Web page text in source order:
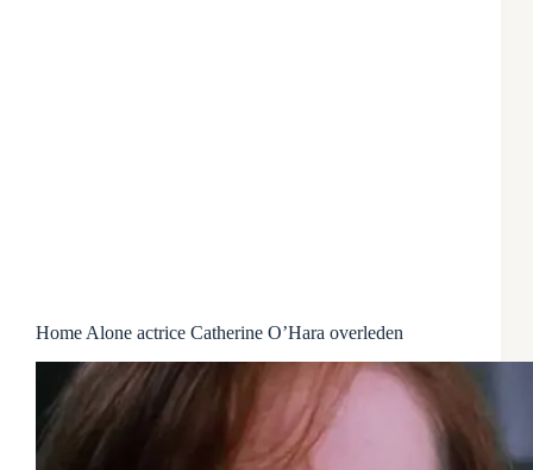
Home Alone actrice Catherine O’Hara overleden